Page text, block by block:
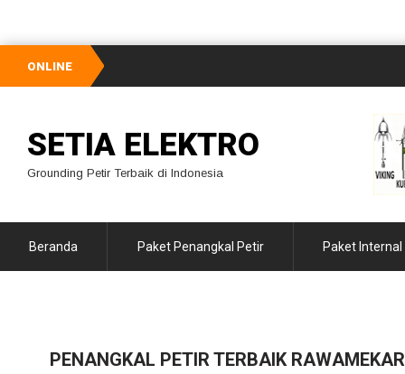
ONLINE
SETIA ELEKTRO
Grounding Petir Terbaik di Indonesia
Beranda Paket Penangkal Petir Paket
PENANGKAL PETIR TERBAIK